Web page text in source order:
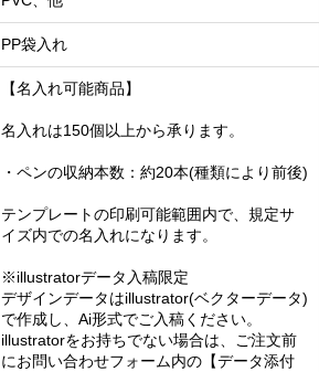
PP袋入れ
【名入れ可能商品】
名入れは150個以上から承ります。
・ペンの収納本数：約20本(種類により前後)
テンプレートの印刷可能範囲内で、規定サ
イズ内での名入れになります。
※illustratorデータ入稿限定
デザインデータはillustrator(ベクターデータ)
で作成し、Ai形式でご入稿ください。
illustratorをお持ちでない場合は、ご注文前
にお問い合わせフォーム内の【データ添付